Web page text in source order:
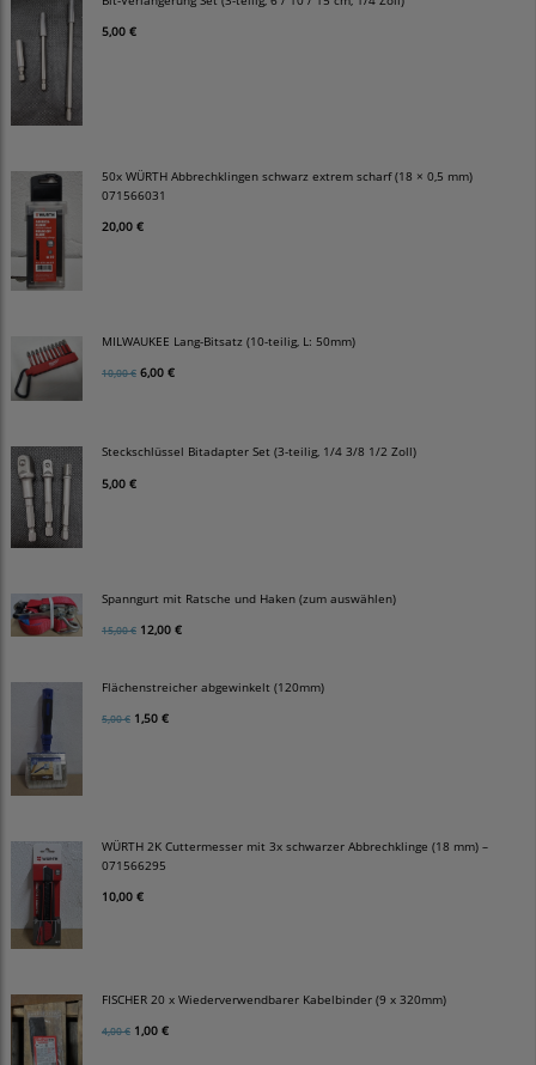
5,00 €
50x WÜRTH Abbrechklingen schwarz extrem scharf (18 × 0,5 mm)
071566031
20,00 €
MILWAUKEE Lang-Bitsatz (10-teilig, L: 50mm)
10,00 € 6,00 €
Steckschlüssel Bitadapter Set (3-teilig, 1/4 3/8 1/2 Zoll)
5,00 €
Spanngurt mit Ratsche und Haken (zum auswählen)
15,00 € 12,00 €
Flächenstreicher abgewinkelt (120mm)
5,00 € 1,50 €
WÜRTH 2K Cuttermesser mit 3x schwarzer Abbrechklinge (18 mm) –
071566295
10,00 €
FISCHER 20 x Wiederverwendbarer Kabelbinder (9 x 320mm)
4,00 € 1,00 €